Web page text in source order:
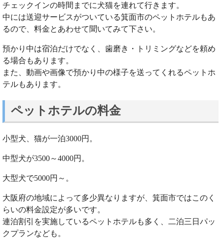
チェックインの時間までに犬猫を連れて行きます。
中には送迎サービスがついている箕面市のペットホテルもあ
るので、料金とあわせて聞いてみて下さい。
預かり中は宿泊だけでなく、歯磨き・トリミングなどを頼め
る場合もあります。
また、動画や画像で預かり中の様子を送ってくれるペットホ
テルもあります。
ペットホテルの料金
小型犬、猫が一泊3000円。
中型犬が3500～4000円。
大型犬で5000円～。
大阪府の地域によって多少異なりますが、箕面市ではこのく
らいの料金設定が多いです。
連泊割引を実施しているペットホテルも多く、二泊三日パッ
クプランなども。